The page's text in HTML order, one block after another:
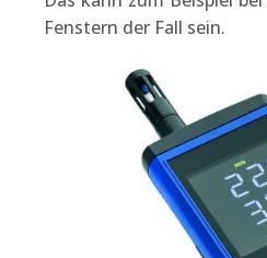
Fenstern der Fall sein.